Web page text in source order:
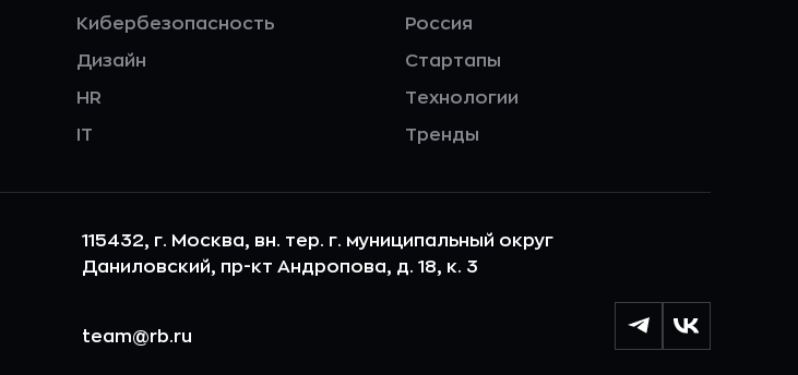
Кибербезопасность
Дизайн
HR
IT
Россия
Стартапы
Технологии
Тренды
115432, г. Москва, вн. тер. г. муниципальный округ
Даниловский, пр-кт Андропова, д. 18, к. 3
team@rb.ru